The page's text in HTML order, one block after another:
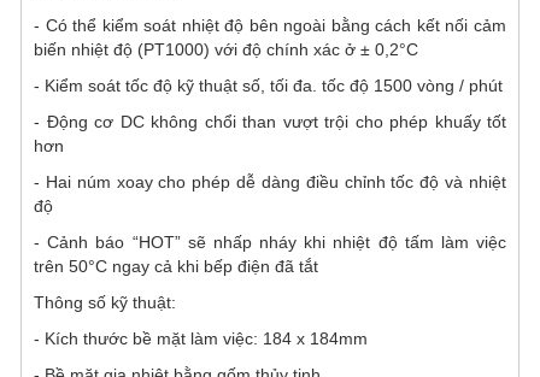
- Có thể kiểm soát nhiệt độ bên ngoài bằng cách kết nối cảm
biến nhiệt độ (PT1000) với độ chính xác ở ± 0,2°C
- Kiểm soát tốc độ kỹ thuật số, tối đa. tốc độ 1500 vòng / phút
- Động cơ DC không chổi than vượt trội cho phép khuấy tốt
hơn
- Hai núm xoay cho phép dễ dàng điều chỉnh tốc độ và nhiệt
độ
- Cảnh báo “HOT” sẽ nhấp nháy khi nhiệt độ tấm làm việc
trên 50°C ngay cả khi bếp điện đã tắt
Thông số kỹ thuật:
- Kích thước bề mặt làm việc: 184 x 184mm